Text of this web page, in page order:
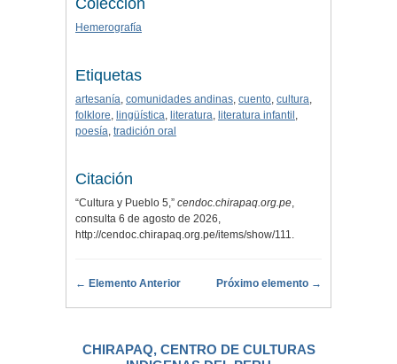
Colección
Hemerografía
Etiquetas
artesanía, comunidades andinas, cuento, cultura,
folklore, lingüística, literatura, literatura infantil ,
poesía, tradición oral
Citación
“Cultura y Pueblo 5,” cendoc.chirapaq.org.pe,
consulta 6 de agosto de 2026,
http://cendoc.chirapaq.org.pe/items/show/111.
← Elemento Anterior Próximo elemento →
CHIRAPAQ, CENTRO DE CULTURAS